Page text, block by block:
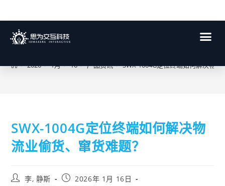
博客
> 2026 > 1月 > 16 > 产品资讯 > SWX-1004G定位终端如何解决物
SWX-1004G定位终端如何解决物
流业偷货、窜货难题？
李, 静斯
2026年 1月 16日